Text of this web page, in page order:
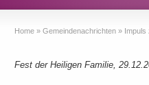
Home » Gemeindenachrichten » Impuls
Fest der Heiligen Familie,